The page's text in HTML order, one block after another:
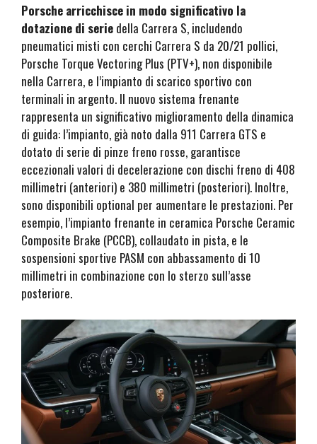
Porsche arricchisce in modo significativo la
dotazione di serie della Carrera S, includendo
pneumatici misti con cerchi Carrera S da 20/21 pollici,
Porsche Torque Vectoring Plus (PTV+), non disponibile
nella Carrera, e l’impianto di scarico sportivo con
terminali in argento. Il nuovo sistema frenante
rappresenta un significativo miglioramento della dinamica
di guida: l’impianto, già noto dalla 911 Carrera GTS e
dotato di serie di pinze freno rosse, garantisce
eccezionali valori di decelerazione con dischi freno di 408
millimetri (anteriori) e 380 millimetri (posteriori). Inoltre,
sono disponibili optional per aumentare le prestazioni. Per
esempio, l’impianto frenante in ceramica Porsche Ceramic
Composite Brake (PCCB), collaudato in pista, e le
sospensioni sportive PASM con abbassamento di 10
millimetri in combinazione con lo sterzo sull’asse
posteriore.